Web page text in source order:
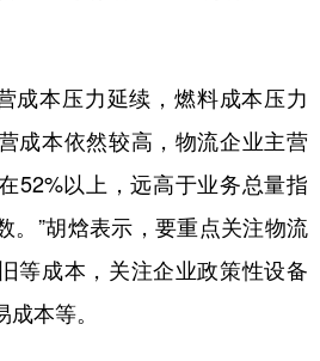
本压力延续，燃料成本压力
成本依然较高，物流企业主营
52%以上，远高于业务总量指
。”胡焓表示，要重点关注物流
等成本，关注企业政策性设备
本等。